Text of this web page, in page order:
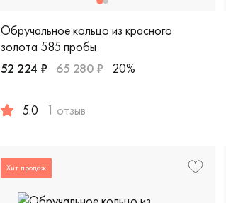
Обручальное кольцо из красного
золота 585 пробы
52 224 ₽ 65 280 ₽ 20%
5.0 1 отзыв
Хит продаж